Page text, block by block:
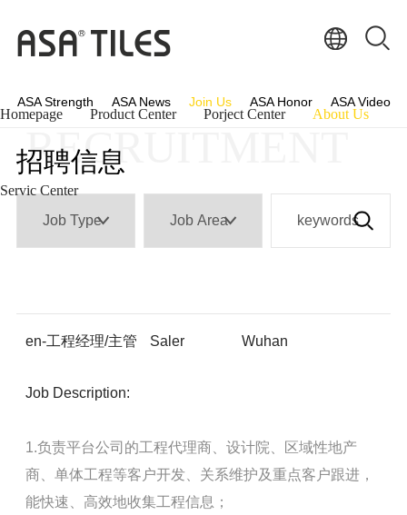
Homepage Product Center Porject Center About Us
Servic Center
ASA Strength ASA News Join Us ASA Honor ASA Video
招聘信息
RECRUITMENT
en-工程经理/主管 Saler Wuhan
Job Description:
1.负责平台公司的工程代理商、设计院、区域性地产
商、单体工程等客户开发、关系维护及重点客户跟进，
能快速、高效地收集工程信息；